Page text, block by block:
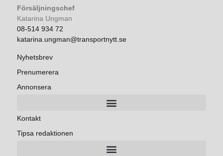
Försäljningschef
Katarina Ungman
08-514 934 72
katarina.ungman@transportnytt.se
Nyhetsbrev
Prenumerera
Annonsera
Kontakt
Tipsa redaktionen